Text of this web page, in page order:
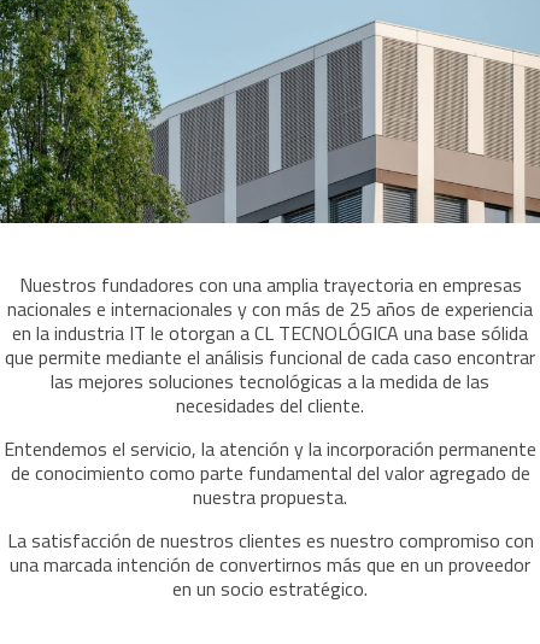
Nuestros fundadores con una amplia trayectoria en empresas
nacionales e internacionales y con más de 25 años de experiencia
en la industria IT le otorgan a CL TECNOLÓGICA una base sólida
que permite mediante el análisis funcional de cada caso encontrar
las mejores soluciones tecnológicas a la medida de las
necesidades del cliente.
Entendemos el servicio, la atención y la incorporación permanente
de conocimiento como parte fundamental del valor agregado de
nuestra propuesta.
La satisfacción de nuestros clientes es nuestro compromiso con
una marcada intención de convertirnos más que en un proveedor
en un socio estratégico.